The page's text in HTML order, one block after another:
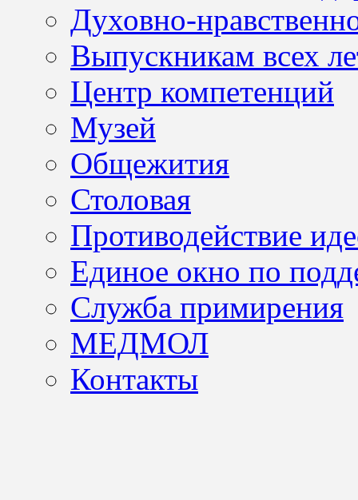
Духовно-
Выпускникам всех
Центр компетенций
Музей
Общежития
Столовая
Противодействие
Единое окно по
Служба примирения
МЕДМОЛ
Контакты